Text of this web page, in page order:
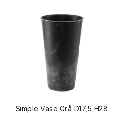
Simple Vase Grå D17,5 H28